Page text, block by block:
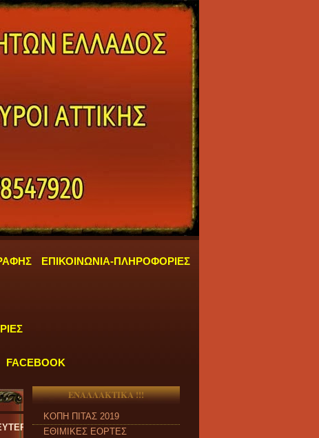
ΕΠΙΚΟΙΝΩΝΙΑ-ΠΛΗΡΟΦΟΡΙΕΣ
FACEBOOK
και από ώρα 09:00 π.μ. έως 04:00 μ.μ.
ΕΝΑΛΛΑΚΤΙΚΑ !!!
ΚΟΠΗ ΠΙΤΑΣ 2019
ΕΘΙΜΙΚΕΣ ΕΟΡΤΕΣ